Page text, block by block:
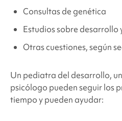
Consultas de genética
Estudios sobre
Otras cuestiones, según
Un pediatra del desarrollo,
psicólogo pueden seguir los
tiempo y pueden ayudar: